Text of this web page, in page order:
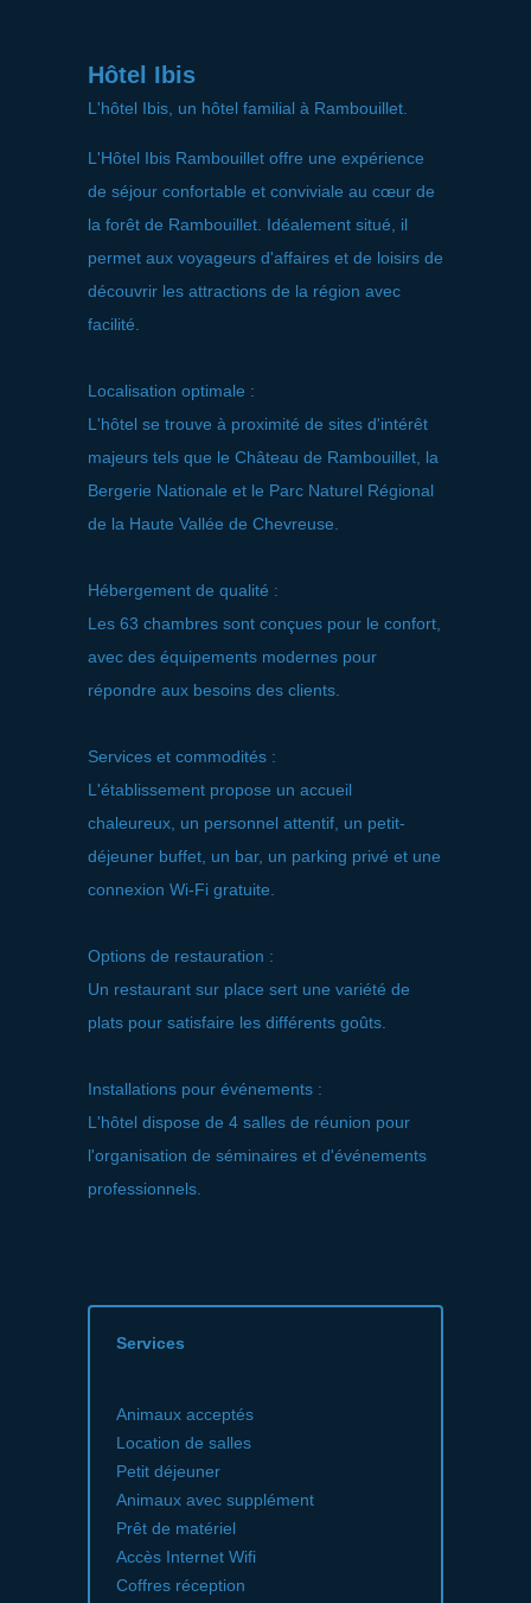
Hôtel Ibis
L'hôtel Ibis, un hôtel familial à Rambouillet.
L'Hôtel Ibis Rambouillet offre une expérience
de séjour confortable et conviviale au cœur de
la forêt de Rambouillet. Idéalement situé, il
permet aux voyageurs d'affaires et de loisirs de
découvrir les attractions de la région avec
facilité.
Localisation optimale :
L'hôtel se trouve à proximité de sites d'intérêt
majeurs tels que le Château de Rambouillet, la
Bergerie Nationale et le Parc Naturel Régional
de la Haute Vallée de Chevreuse.
Hébergement de qualité :
Les 63 chambres sont conçues pour le confort,
avec des équipements modernes pour
répondre aux besoins des clients.
Services et commodités :
L'établissement propose un accueil
chaleureux, un personnel attentif, un petit-
déjeuner buffet, un bar, un parking privé et une
connexion Wi-Fi gratuite.
Options de restauration :
Un restaurant sur place sert une variété de
plats pour satisfaire les différents goûts.
Installations pour événements :
L'hôtel dispose de 4 salles de réunion pour
l'organisation de séminaires et d'événements
professionnels.
Services
Animaux acceptés
Location de salles
Petit déjeuner
Animaux avec supplément
Prêt de matériel
Accès Internet Wifi
Coffres réception